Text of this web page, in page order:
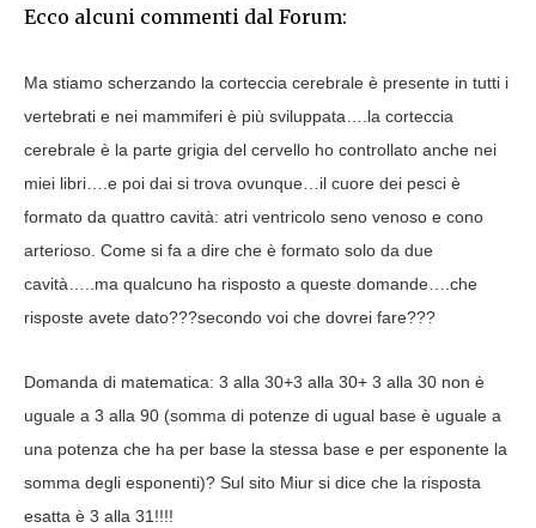
Ecco alcuni commenti dal Forum:
Ma stiamo scherzando la corteccia cerebrale è presente in tutti i
vertebrati e nei mammiferi è più sviluppata….la corteccia
cerebrale è la parte grigia del cervello ho controllato anche nei
miei libri….e poi dai si trova ovunque…il cuore dei pesci è
formato da quattro cavità: atri ventricolo seno venoso e cono
arterioso. Come si fa a dire che è formato solo da due
cavità…..ma qualcuno ha risposto a queste domande….che
risposte avete dato???secondo voi che dovrei fare???
Domanda di matematica: 3 alla 30+3 alla 30+ 3 alla 30 non è
uguale a 3 alla 90 (somma di potenze di ugual base è uguale a
una potenza che ha per base la stessa base e per esponente la
somma degli esponenti)? Sul sito Miur si dice che la risposta
esatta è 3 alla 31!!!!